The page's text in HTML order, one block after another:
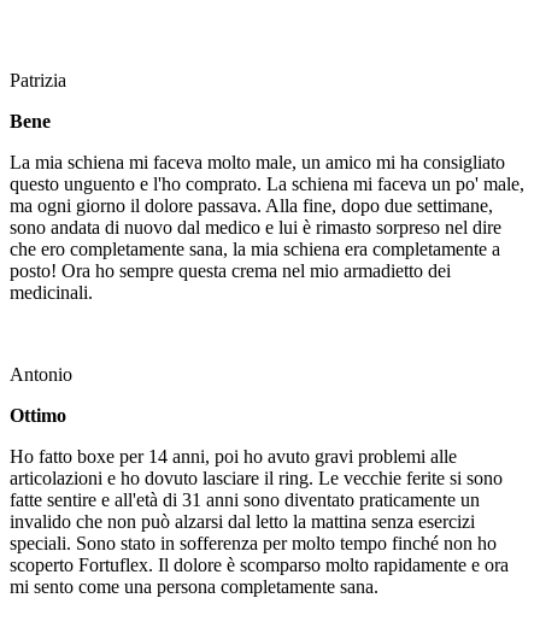
Patrizia
Bene
La mia schiena mi faceva molto male, un amico mi ha consigliato
questo unguento e l'ho comprato. La schiena mi faceva un po' male,
ma ogni giorno il dolore passava. Alla fine, dopo due settimane,
sono andata di nuovo dal medico e lui è rimasto sorpreso nel dire
che ero completamente sana, la mia schiena era completamente a
posto! Ora ho sempre questa crema nel mio armadietto dei
medicinali.
Antonio
Ottimo
Ho fatto boxe per 14 anni, poi ho avuto gravi problemi alle
articolazioni e ho dovuto lasciare il ring. Le vecchie ferite si sono
fatte sentire e all'età di 31 anni sono diventato praticamente un
invalido che non può alzarsi dal letto la mattina senza esercizi
speciali. Sono stato in sofferenza per molto tempo finché non ho
scoperto Fortuflex. Il dolore è scomparso molto rapidamente e ora
mi sento come una persona completamente sana.